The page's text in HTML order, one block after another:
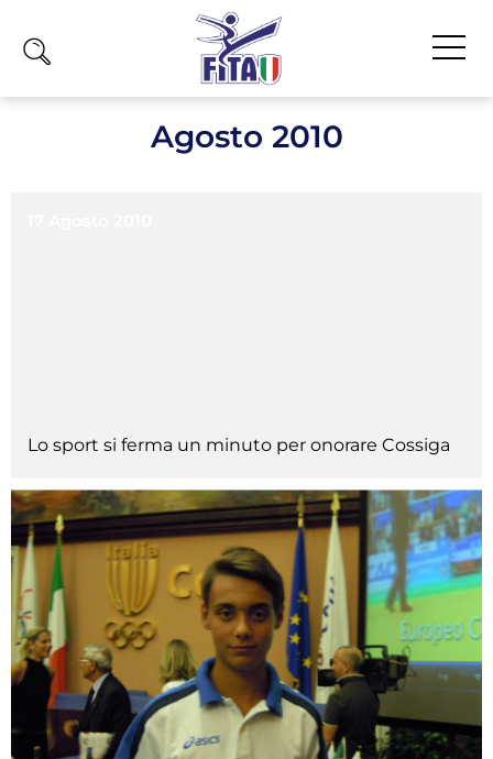
Tesseramento
Licenze WT
Formazione
Amministrazione
Salute
Rivista Olympic Dream
Agosto 2010
Lo sport si ferma un minuto per onorare Cossiga